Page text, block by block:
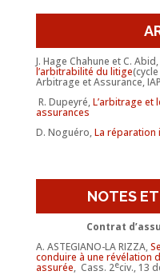
J. Hage Chahune et C. Abid,
l’arbitrabilité du litige
Arbitrage et Assurance,
R. Dupeyré,L’arbitrage
assurances
D. Noguéro,La réparation
NOTES
Contrat
A. ASTEGIANO-LA RIZZA,
conduire à une révélation
assurée, Cass. 2eciv., 13